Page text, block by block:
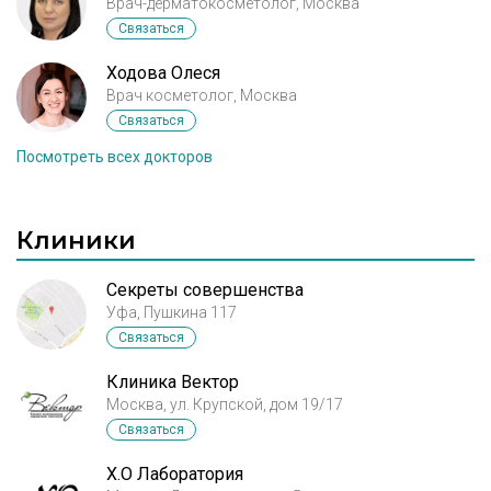
Связаться
Ходова Олеся
Врач косметолог, Москва
Связаться
Посмотреть всех докторов
Клиники
Секреты совершенства
Уфа, Пушкина 117
Связаться
Клиника Вектор
Москва, ул. Крупской, дом 19/17
Связаться
X.O Лаборатория